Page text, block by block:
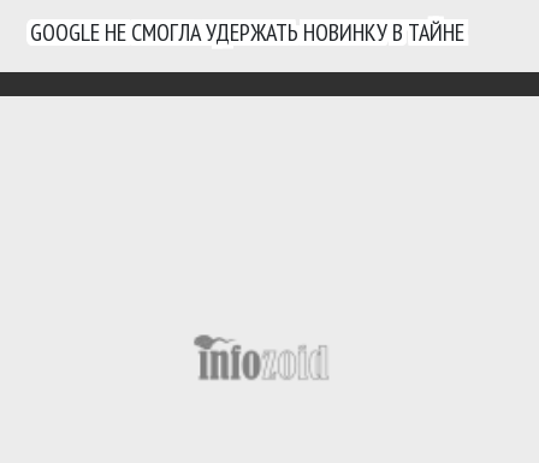
GOOGLE НЕ СМОГЛА УДЕРЖАТЬ НОВИНКУ В ТАЙНЕ